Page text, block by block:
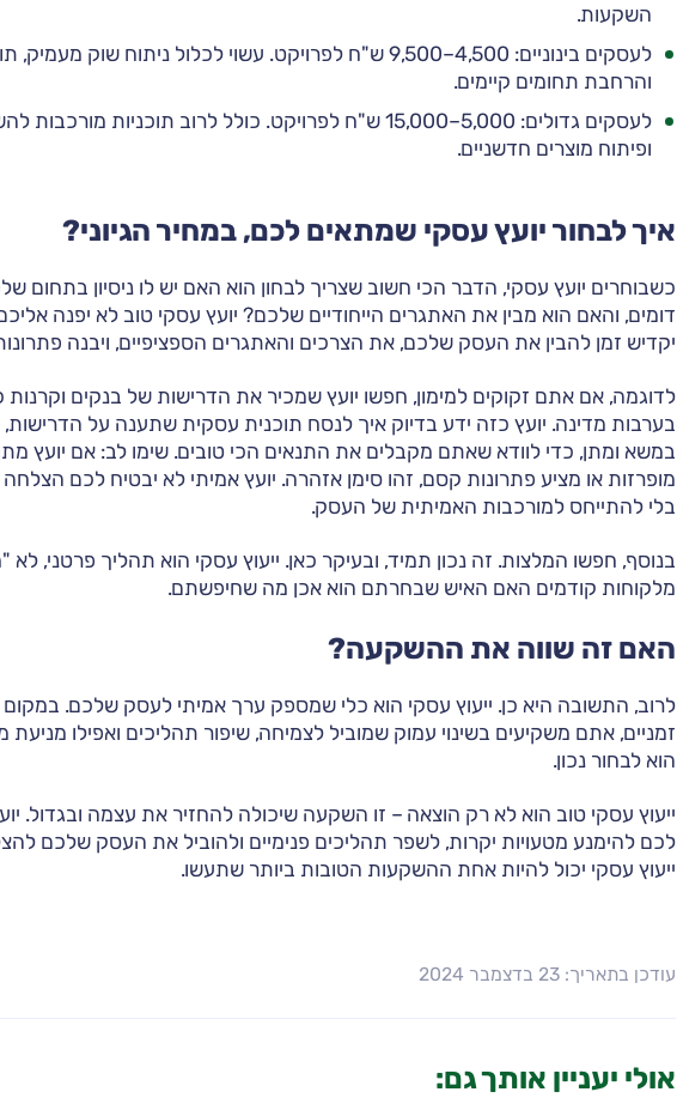
השקעות.
לעסקים בינוניים: 4,500–9,500 ש"ח לפרויקט. עשוי לכלול ניתוח
והרחבת תחומים קיימים.
לעסקים גדולים: 5,000–15,000 ש"ח לפרויקט. כולל לרוב תוכניות
ופיתוח מוצרים חדשניים.
איך לבחור יועץ עסקי שמתאים לכם, במחיר הגיוני?
כשבוחרים יועץ עסקי, הדבר הכי חשוב שצריך לבחון הוא האם יש לו ניסיון
דומים, והאם הוא מבין את האתגרים הייחודיים שלכם? יועץ עסקי טוב לא יפנה
יקדיש זמן להבין את העסק שלכם, את הצרכים והאתגרים הספציפיים, ויבנה
לדוגמה, אם אתם זקוקים למימון, חפשו יועץ שמכיר את הדרישות של בנקים וקרנות
בערבות מדינה. יועץ כזה ידע בדיוק איך לנסח תוכנית עסקית שתענה על הדרישות,
במשא ומתן, כדי לוודא שאתם מקבלים את התנאים הכי טובים. שימו לב: אם יועץ
מופרזות או מציע פתרונות קסם, זהו סימן אזהרה. יועץ אמיתי לא יבטיח לכם הצלחה
בלי להתייחס למורכבות האמיתית של העסק.
בנוסף, חפשו המלצות. זה נכון תמיד, ובעיקר כאן. ייעוץ עסקי הוא תהליך פרטני, לא
מלקוחות קודמים האם האיש שבחרתם הוא אכן מה שחיפשתם.
האם זה שווה את ההשקעה?
לרוב, התשובה היא כן. ייעוץ עסקי הוא כלי שמספק ערך אמיתי לעסק שלכם.
זמניים, אתם משקיעים בשינוי עמוק שמוביל לצמיחה, שיפור תהליכים ואפילו
הוא לבחור נכון.
ייעוץ עסקי טוב הוא לא רק הוצאה – זו השקעה שיכולה להחזיר את עצמה ובגדול.
לכם להימנע מטעויות יקרות, לשפר תהליכים פנימיים ולהוביל את העסק שלכם
ייעוץ עסקי יכול להיות אחת ההשקעות הטובות ביותר שתעשו.
עודכן בתאריך: 23 בדצמבר 2024
אולי יעניין אותך גם: